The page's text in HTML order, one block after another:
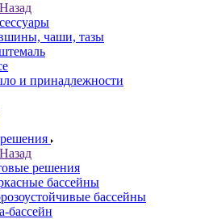
Назад
чаши, тазы
и принадлежности
Назад
решения
бассейны
бассейны
бассейн